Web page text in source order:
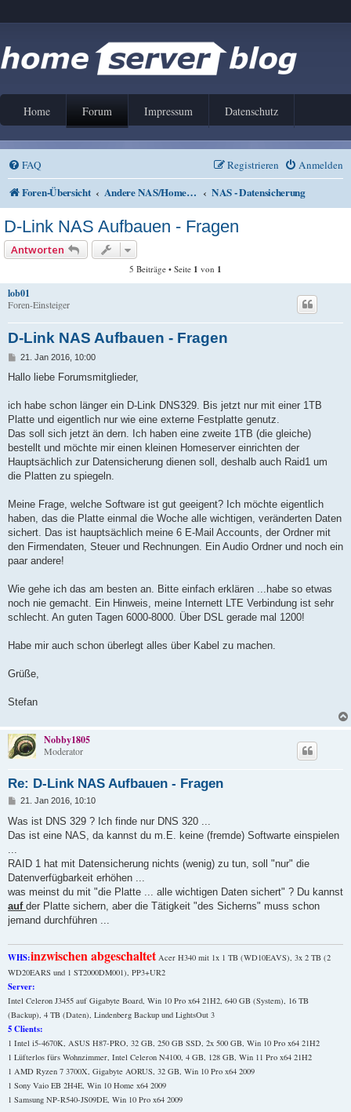
Home Forum Impressum Datenschutz
FAQ Anmelden
Registrieren
Foren-Übersicht Andere NAS/Home Server Lösungen NAS - Datensicherung
D-Link NAS Aufbauen - Fragen
Antworten
5 Beiträge • Seite 1 von 1
lob01
Foren-Einsteiger
D-Link NAS Aufbauen - Fragen
B
i
a
21. Jan 2016, 10:00
Hallo liebe Forumsmitglieder,
ich habe schon länger ein D-Link DNS329. Bis jetzt nur mit einer 1TB
Platte und eigentlich nur wie eine externe Festplatte genutz.
Das soll sich jetzt än dern. Ich haben eine zweite 1TB (die gleiche)
bestellt und möchte mir einen kleinen Homeserver einrichten der
Hauptsächlich zur Datensicherung dienen soll, deshalb auch Raid1 um
die Platten zu spiegeln.
Meine Frage, welche Software ist gut geeigent? Ich möchte eigentlich
haben, das die Platte einmal die Woche alle wichtigen, veränderten Daten
sichert. Das ist hauptsächlich meine 6 E-Mail Accounts, der Ordner mit
den Firmendaten, Steuer und Rechnungen. Ein Audio Ordner und noch ein
paar andere!
Wie gehe ich das am besten an. Bitte einfach erklären ...habe so etwas
noch nie gemacht. Ein Hinweis, meine Internett LTE Verbindung ist sehr
schlecht. An guten Tagen 6000-8000. Über DSL gerade mal 1200!
Habe mir auch schon überlegt alles über Kabel zu machen.
Grüße,
Stefan
Nobby1805
Moderator
Re: D-Link NAS Aufbauen - Fragen
B
i
r
21. Jan 2016, 10:10
Was ist DNS 329 ? Ich finde nur DNS 320 ...
Das ist eine NAS, da kannst du m.E. keine (fremde) Softwarte einspielen
RAID 1 hat mit Datensicherung nichts (wenig) zu tun, soll "nur" die
Datenverfügbarkeit erhöhen ...
was meinst du mit "die Platte ... alle wichtigen Daten sichert" ? Du kannst
auf der Platte sichern, aber die Tätigkeit "des Sicherns" muss schon
jemand durchführen ...
WHS:inzwischen abgeschaltet Acer H340 mit 1x 1 TB (WD10EAVS), 3x 2 TB (2
WD20EARS und 1 ST2000DM001), PP3+UR2
Server:
Intel Celeron J3455 auf Gigabyte Board, Win 10 Pro x64 21H2, 640 GB (System), 16 TB
(Backup), 4 TB (Daten), Lindenberg Backup und LightsOut 3
5 Clients:
1 Intel i5-4670K, ASUS H87-PRO, 32 GB, 250 GB SSD, 2x 500 GB, Win 10 Pro x64 21H2
1 Lüfterlos fürs Wohnzimmer, Intel Celeron N4100, 4 GB, 128 GB, Win 11 Pro x64 21H2
1 AMD Ryzen 7 3700X, Gigabyte AORUS, 32 GB, Win 10 Pro x64 2009
1 Sony Vaio EB 2H4E, Win 10 Home x64 2009
1 Samsung NP-R540-JS09DE, Win 10 Pro x64 2009